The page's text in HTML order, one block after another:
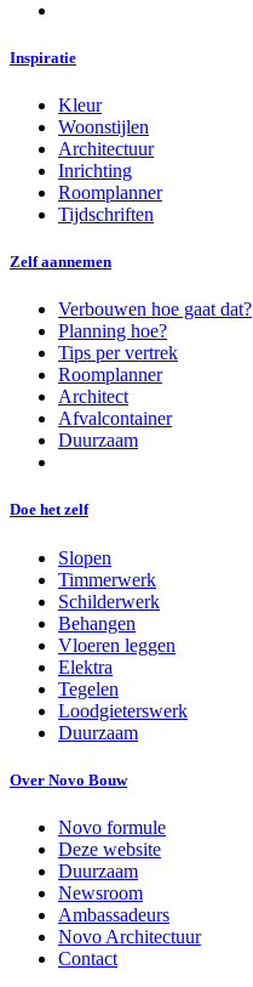
Inspiratie
Kleur
Woonstijlen
Architectuur
Inrichting
Roomplanner
Tijdschriften
Zelf aannemen
Verbouwen hoe gaat dat?
Planning hoe?
Tips per vertrek
Roomplanner
Architect
Afvalcontainer
Duurzaam
Doe het zelf
Slopen
Timmerwerk
Schilderwerk
Behangen
Vloeren leggen
Elektra
Tegelen
Loodgieterswerk
Duurzaam
Over Novo Bouw
Novo formule
Deze website
Duurzaam
Newsroom
Ambassadeurs
Novo Architectuur
Contact